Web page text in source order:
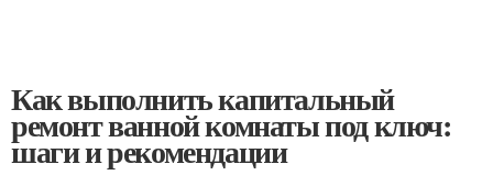
Как выполнить капитальный
ремонт ванной комнаты под ключ:
шаги и рекомендации